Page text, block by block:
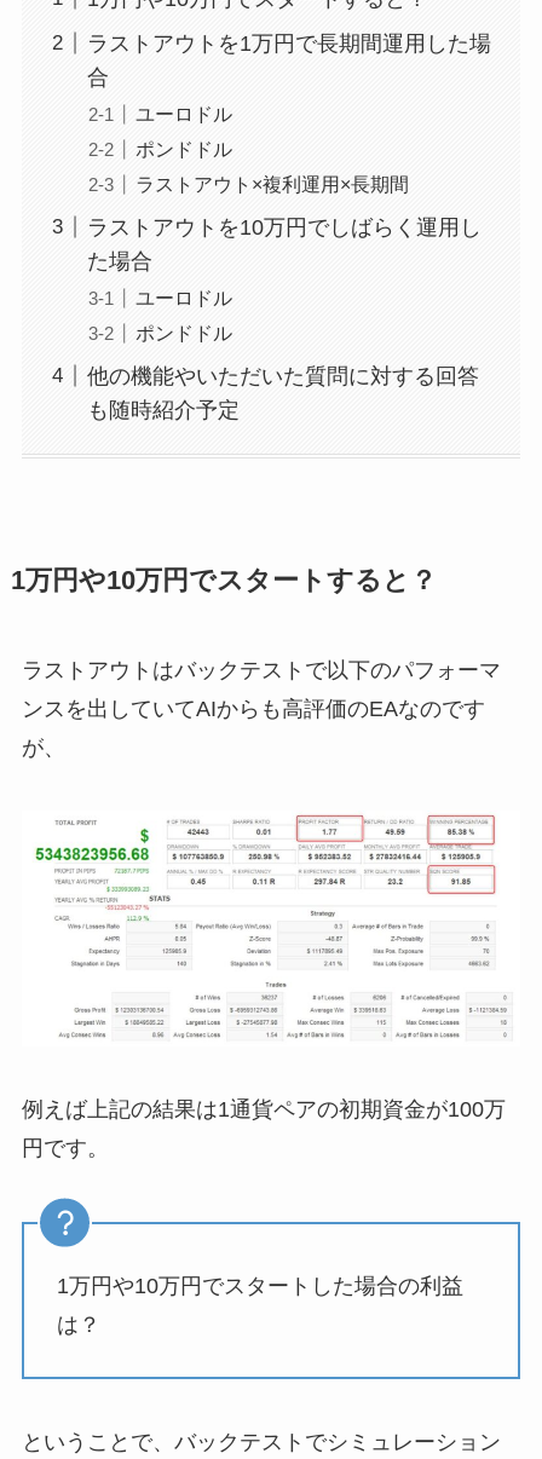
ラストアウトを1万円で長期間運用した場
合
ユーロドル
ポンドドル
ラストアウト×複利運用×長期間
ラストアウトを10万円でしばらく運用し
た場合
ユーロドル
ポンドドル
他の機能やいただいた質問に対する回答
も随時紹介予定
1万円や10万円でスタートすると？
ラストアウトはバックテストで以下のパフォーマ
ンスを出していてAIからも高評価のEAなのです
が、
例えば上記の結果は1通貨ペアの初期資金が100万
円です。
1万円や10万円でスタートした場合の利益
は？
ということで、バックテストでシミュレーション